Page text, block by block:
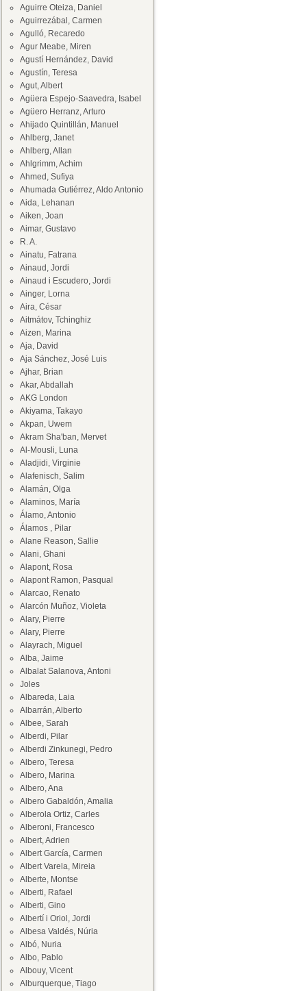
Aguirre Oteiza, Daniel
Aguirrezábal, Carmen
Agulló, Recaredo
Agur Meabe, Miren
Agustí Hernández, David
Agustín, Teresa
Agut, Albert
Agüera Espejo-Saavedra, Isabel
Agüero Herranz, Arturo
Ahijado Quintillán, Manuel
Ahlberg, Janet
Ahlberg, Allan
Ahlgrimm, Achim
Ahmed, Sufiya
Ahumada Gutiérrez, Aldo Antonio
Aida, Lehanan
Aiken, Joan
Aimar, Gustavo
R. A.
Ainatu, Fatrana
Ainaud, Jordi
Ainaud i Escudero, Jordi
Ainger, Lorna
Aira, César
Aitmátov, Tchinghiz
Aizen, Marina
Aja, David
Aja Sánchez, José Luis
Ajhar, Brian
Akar, Abdallah
AKG London
Akiyama, Takayo
Akpan, Uwem
Akram Sha'ban, Mervet
Al-Mousli, Luna
Aladjidi, Virginie
Alafenisch, Salim
Alamán, Olga
Alaminos, María
Álamo, Antonio
Álamos , Pilar
Alane Reason, Sallie
Alani, Ghani
Alapont, Rosa
Alapont Ramon, Pasqual
Alarcao, Renato
Alarcón Muñoz, Violeta
Alary, Pierre
Alary, Pierre
Alayrach, Miguel
Alba, Jaime
Albalat Salanova, Antoni
Joles
Albareda, Laia
Albarrán, Alberto
Albee, Sarah
Alberdi, Pilar
Alberdi Zinkunegi, Pedro
Albero, Teresa
Albero, Marina
Albero, Ana
Albero Gabaldón, Amalia
Alberola Ortiz, Carles
Alberoni, Francesco
Albert, Adrien
Albert García, Carmen
Albert Varela, Mireia
Alberte, Montse
Alberti, Rafael
Alberti, Gino
Albertí i Oriol, Jordi
Albesa Valdés, Núria
Albó, Nuria
Albo, Pablo
Albouy, Vicent
Alburquerque, Tiago